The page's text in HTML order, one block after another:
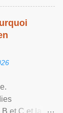
et C et la ...